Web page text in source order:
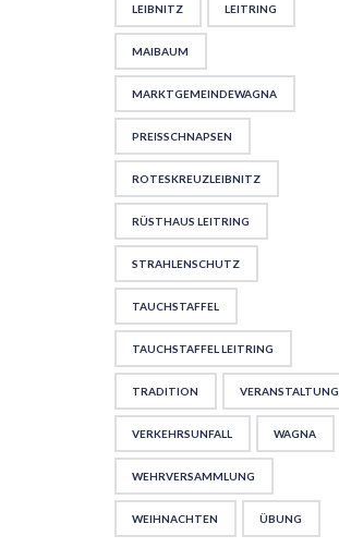
LEIBNITZ LEITRING
MAIBAUM
MARKTGEMEINDEWAGNA
PREISSCHNAPSEN
ROTESKREUZLEIBNITZ
RÜSTHAUS LEITRING
STRAHLENSCHUTZ
TAUCHSTAFFEL
TAUCHSTAFFEL LEITRING
TRADITION VERANSTALTUNG
VERKEHRSUNFALL WAGNA
WEHRVERSAMMLUNG
WEIHNACHTEN ÜBUNG